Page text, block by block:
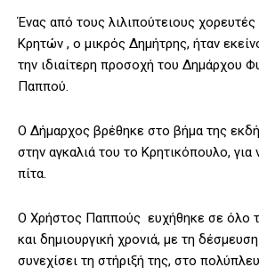
Ένας από τους λιλιπούτειους
Κρητών , ο μικρός Δημήτρης, ήταν
την ιδιαίτερη προσοχή του Δημάρχου
Παππού.
Ο Δήμαρχος βρέθηκε στο βήμα της
στην αγκαλιά του το Κρητικόπουλο, για
πίτα.
Ο Χρήστος Παππούς ευχήθηκε σε όλο
και δημιουργική χρονιά, με τη
συνεχίσει τη στήριξή της, στο